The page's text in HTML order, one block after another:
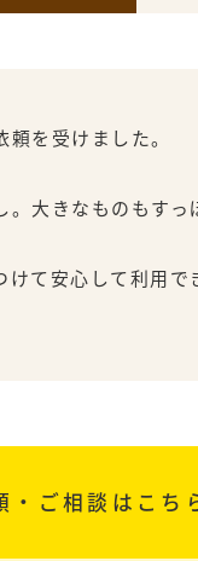
を受けました。
大きなものもす
けて安心して利用
・ご相談はこち